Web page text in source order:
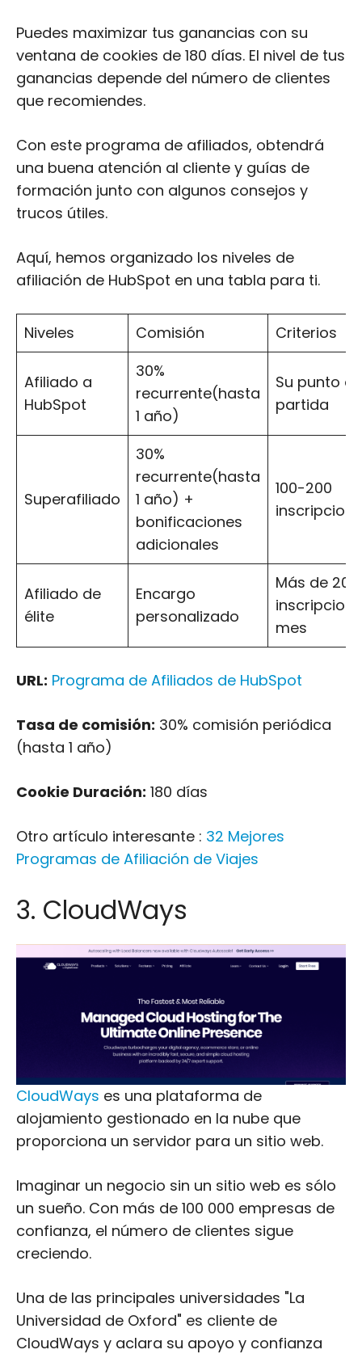
Puedes maximizar tus ganancias con su
ventana de cookies de 180 días. El nivel de tus
ganancias depende del número de clientes
que recomiendes.
Con este programa de afiliados, obtendrá
una buena atención al cliente y guías de
formación junto con algunos consejos y
trucos útiles.
Aquí, hemos organizado los niveles de
afiliación de HubSpot en una tabla para ti.
Niveles Comisión Criterios
Afiliado a
HubSpot
30%
recurrente(hasta
1 año)
Su punto de
partida
Superafiliado
30%
recurrente(hasta
1 año) +
bonificaciones
adicionales
100-200
Afiliado de
élite
Encargo
personalizado
Más de 200
mes
URL: Programa de Afiliados de HubSpot
Tasa de comisión: 30% comisión periódica
(hasta 1 año)
Cookie Duración: 180 días
Otro artículo interesante : 32 Mejores
Programas de Afiliación de Viajes
3. CloudWays
CloudWays es una plataforma de
alojamiento gestionado en la nube que
proporciona un servidor para un sitio web.
Imaginar un negocio sin un sitio web es sólo
un sueño. Con más de 100 000 empresas de
confianza, el número de clientes sigue
creciendo.
Una de las principales universidades "La
Universidad de Oxford" es cliente de
CloudWays y aclara su apoyo y confianza